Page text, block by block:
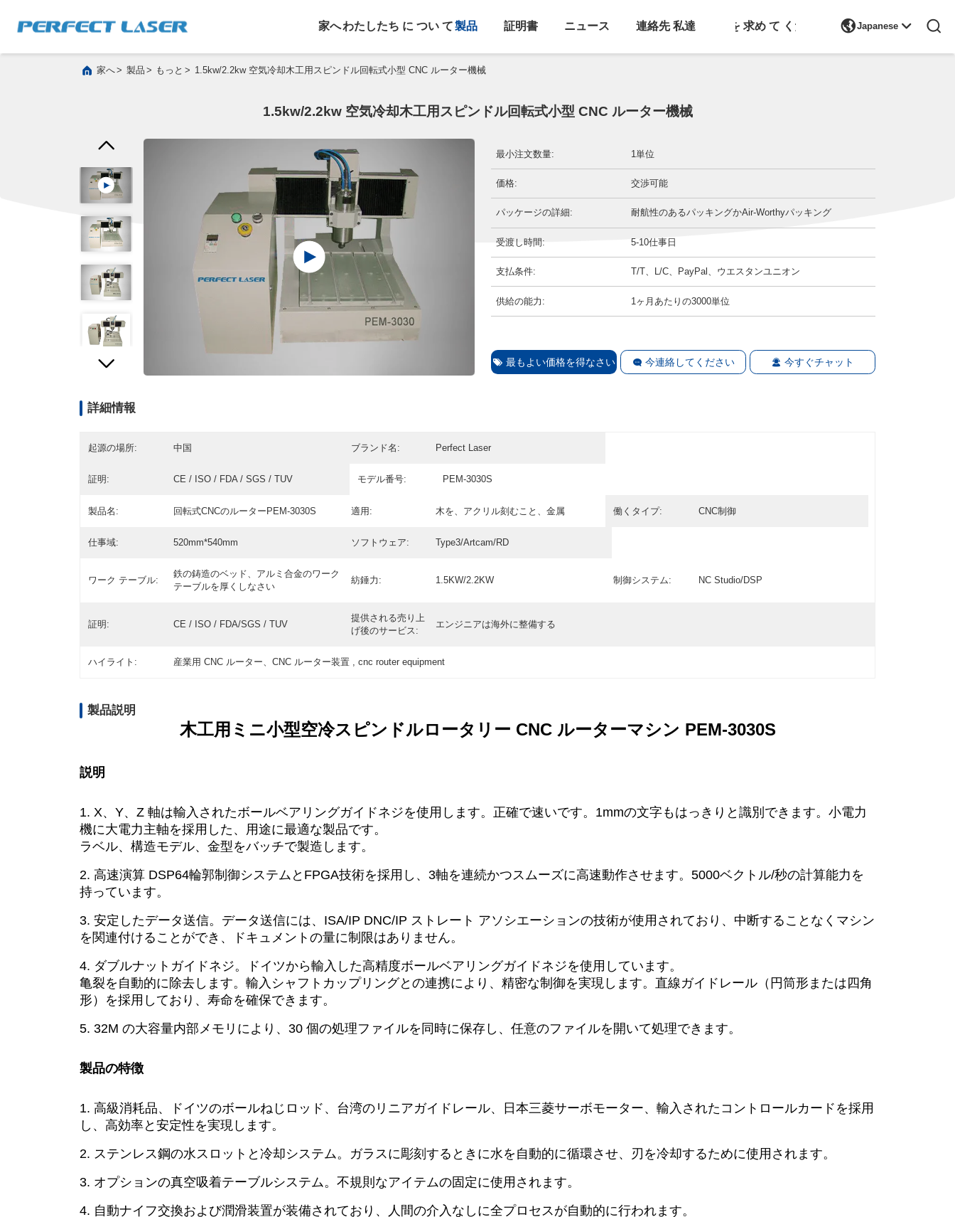
家へわたしたち に つい て製品 証明書 ニュース 連絡先 私達 引金 を 求め て ください Japanese 
家へ> 製品 > もっと > 1.5kw/2.2kw 空気冷却木工用スピンドル回転式小型 CNC ルーター機械
1.5kw/2.2kw 空気冷却木工用スピンドル回転式小型 CNC ルーター機械
最小注文数量: 1単位
価格: 交渉可能
パッケージの詳細: 耐航性のあるパッキングかAir-Worthyパッキング
受渡し時間: 5-10仕事日
支払条件: T/T、L/C、PayPal、ウエスタンユニオン
供給の能力: 1ヶ月あたりの3000単位
最もよい価格を得なさい 今連絡してください 今すぐチャット
詳細情報
起源の場所: 中国 ブランド名: Perfect Laser
証明: CE / ISO / FDA / SGS / TUV モデル番号: PEM-3030S
製品名: 回転式CNCのルーターPEM-3030S 適用: 木を、アクリル刻むこと、金属 働くタイプ: CNC制御
仕事域: 520mm*540mm ソフトウェア: Type3/Artcam/RD
ワーク テーブル:
鉄の鋳造のベッド、アルミ合金のワーク
テーブルを厚くしなさい
紡錘力: 1.5KW/2.2KW 制御システム: NC Studio/DSP
証明: CE / ISO / FDA/SGS / TUV
提供される売り上
げ後のサービス:
エンジニアは海外に整備する
ハイライト: 産業用 CNC ルーター、CNC ルーター装置 , cnc router equipment
製品説明
木工用ミニ小型空冷スピンドルロータリー CNC ルーターマシン PEM-3030S
説明
1. X、Y、Z 軸は輸入されたボールベアリングガイドネジを使用します。正確で速いです。1mmの文字もはっきりと識別できます。小電力
機に大電力主軸を採用した、用途に最適な製品です。
ラベル、構造モデル、金型をバッチで製造します。
2. 高速演算 DSP64輪郭制御システムとFPGA技術を採用し、3軸を連続かつスムーズに高速動作させます。5000ベクトル/秒の計算能力を
持っています。
3. 安定したデータ送信。データ送信には、ISA/IP DNC/IP ストレート アソシエーションの技術が使用されており、中断することなくマシン
を関連付けることができ、ドキュメントの量に制限はありません。
4. ダブルナットガイドネジ。ドイツから輸入した高精度ボールベアリングガイドネジを使用しています。
亀裂を自動的に除去します。輸入シャフトカップリングとの連携により、精密な制御を実現します。直線ガイドレール（円筒形または四角
形）を採用しており、寿命を確保できます。
5. 32M の大容量内部メモリにより、30 個の処理ファイルを同時に保存し、任意のファイルを開いて処理できます。
製品の特徴
1. 高級消耗品、ドイツのボールねじロッド、台湾のリニアガイドレール、日本三菱サーボモーター、輸入されたコントロールカードを採用
し、高効率と安定性を実現します。
2. ステンレス鋼の水スロットと冷却システム。ガラスに彫刻するときに水を自動的に循環させ、刃を冷却するために使用されます。
3. オプションの真空吸着テーブルシステム。不規則なアイテムの固定に使用されます。
4. 自動ナイフ交換および潤滑装置が装備されており、人間の介入なしに全プロセスが自動的に行われます。